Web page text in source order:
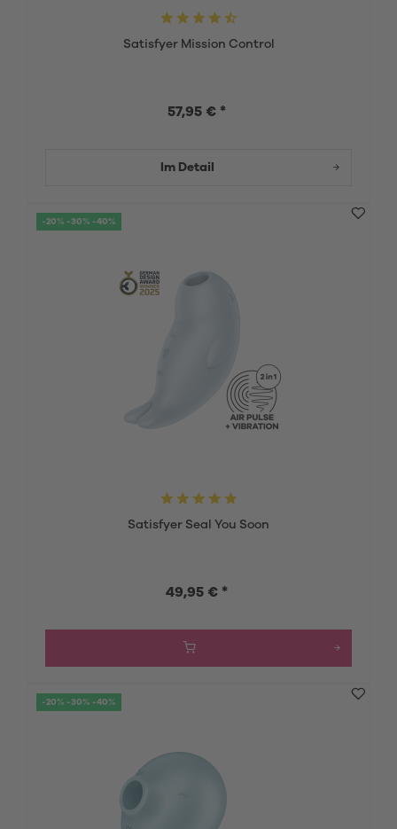
Satisfyer Mission Control
57,95 € *
Im Detail
-20% -30% -40%
Satisfyer Seal You Soon
49,95 € *
-20% -30% -40%